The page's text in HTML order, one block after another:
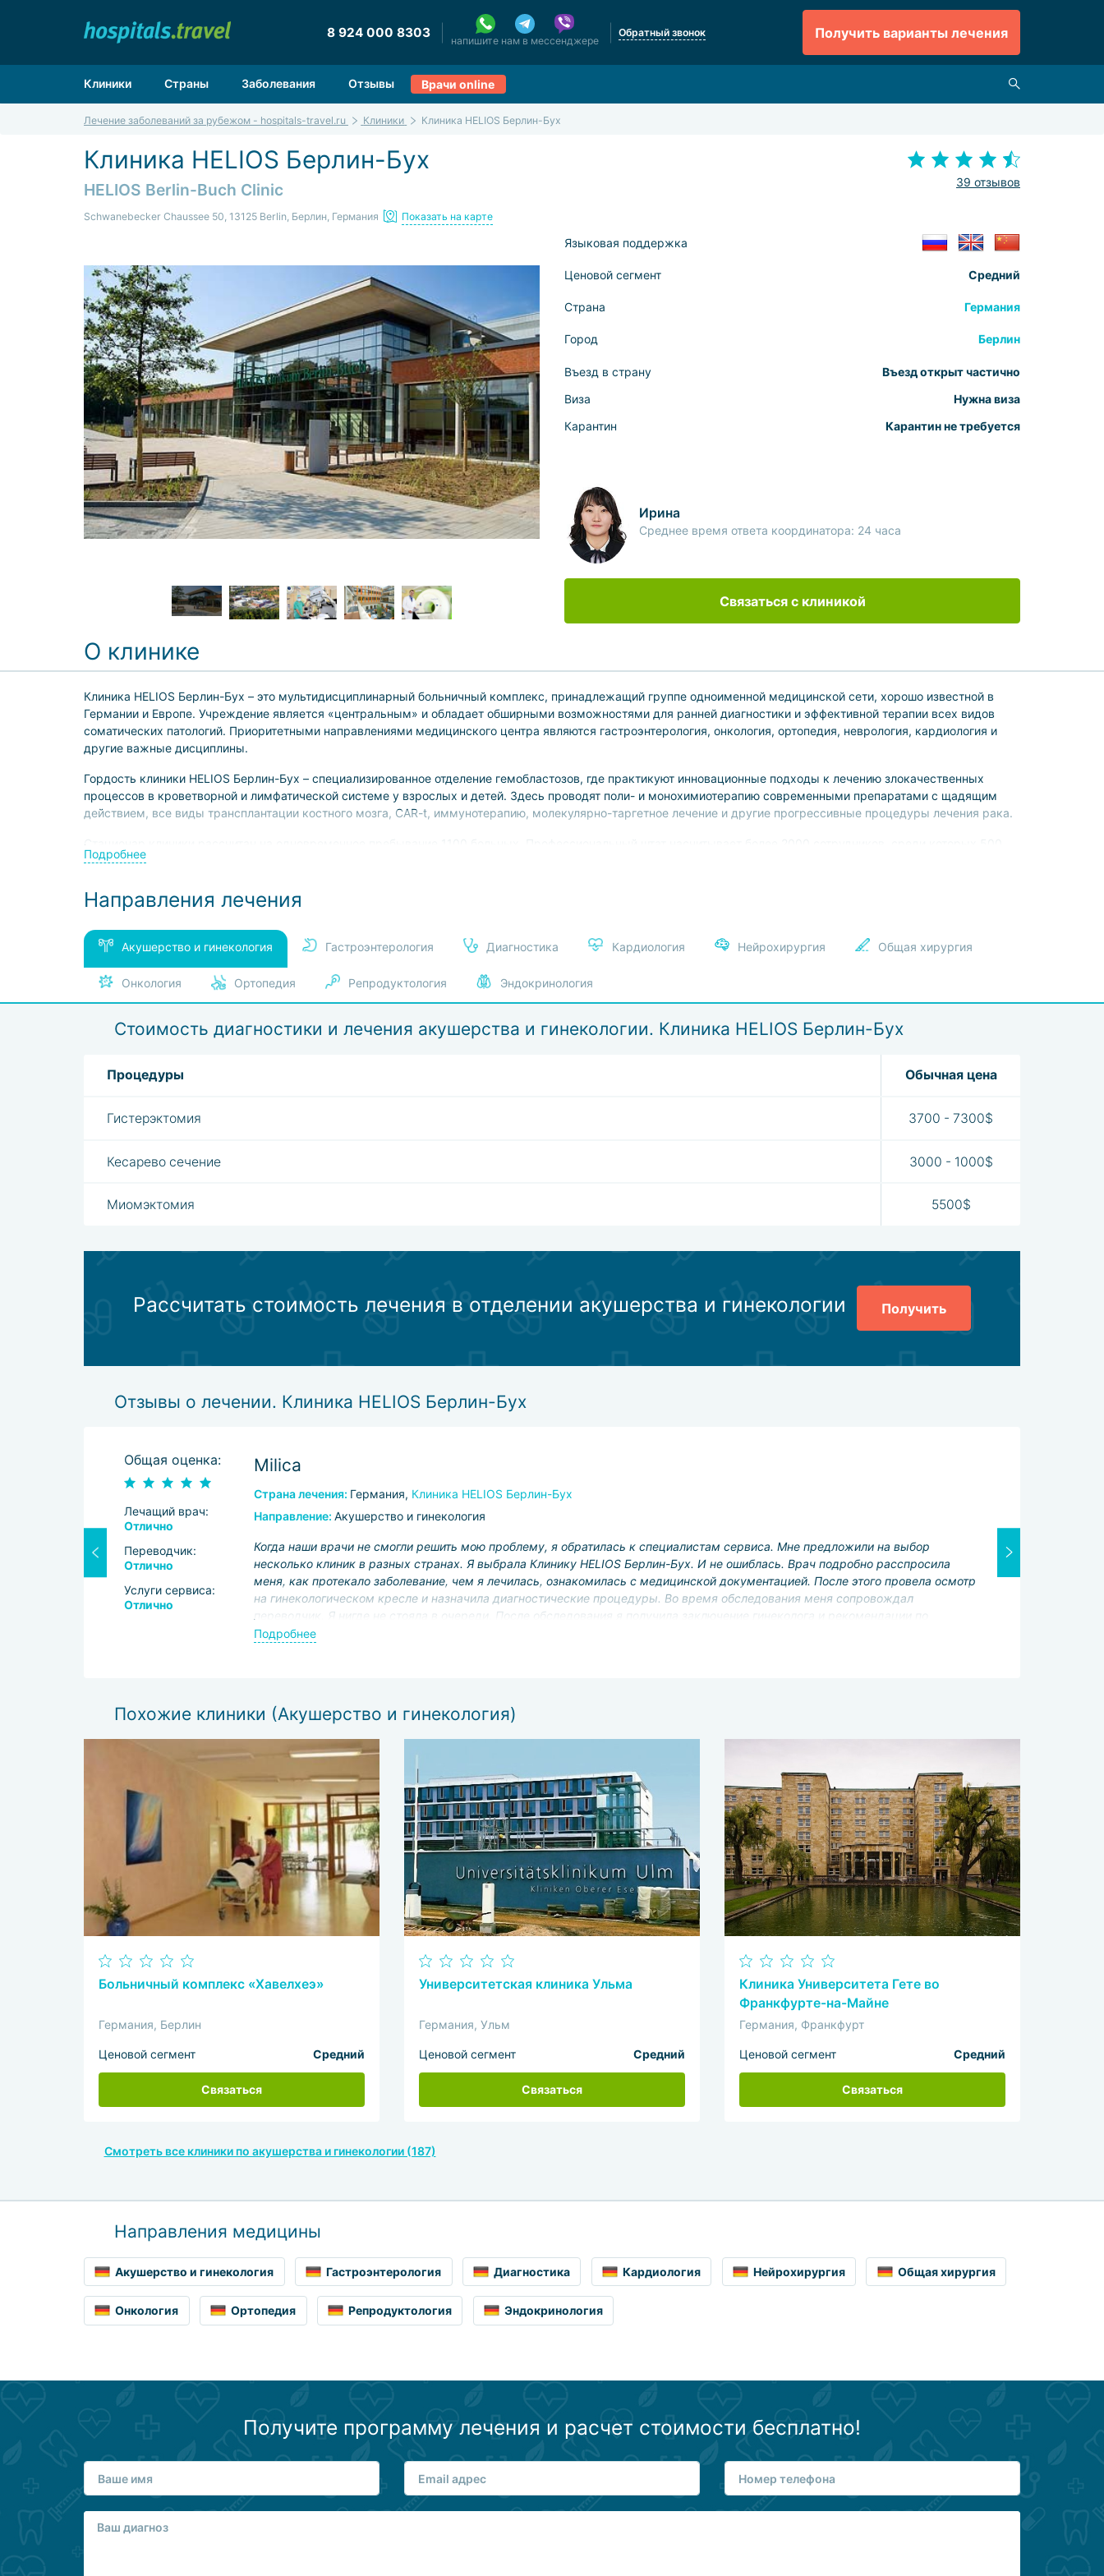
8 924 000 8303
напишите нам в мессенджере
Обратный звонок Получить варианты лечения
Клиники Страны Заболевания Отзывы Врачи online
Лечение заболеваний за рубежом - hospitals-travel.ru Клиники Клиника HELIOS Берлин-Бух
Клиника HELIOS Берлин-Бух
HELIOS Berlin-Buch Clinic 39 отзывов
Schwanebecker Chaussee 50, 13125 Berlin, Берлин, Германия Показать на карте
Языковая поддержка
Ценовой сегмент Средний
Страна Германия
Город Берлин
Въезд в страну
Въезд открыт частично
Виза
Нужна виза
Карантин
Карантин не требуется
Ирина
Среднее время ответа координатора: 24 часа
Связаться с клиникой
О клинике
Клиника HELIOS Берлин-Бух – это мультидисциплинарный больничный комплекс, принадлежащий группе одноименной медицинской сети, хорошо известной в
Германии и Европе. Учреждение является «центральным» и обладает обширными возможностями для ранней диагностики и эффективной терапии всех видов
соматических патологий. Приоритетными направлениями медицинского центра являются гастроэнтерология, онкология, ортопедия, неврология, кардиология и
другие важные дисциплины.
Гордость клиники HELIOS Берлин-Бух – специализированное отделение гемобластозов, где практикуют инновационные подходы к лечению злокачественных
процессов в кроветворной и лимфатической системе у взрослых и детей. Здесь проводят поли- и монохимиотерапию современными препаратами с щадящим
действием, все виды трансплантации костного мозга, CAR-t, иммунотерапию, молекулярно-таргетное лечение и другие прогрессивные процедуры лечения рака.
Стационар клиники рассчитан на одновременное пребывание 1100 больных. Профессиональный штат насчитывает более 2000 сотрудников, среди которых 500
человек – врачи высшей квалификационной категории, кандидаты и доктора медицинских наук, университетские профессора и другие авторитетные фигуры.
Техническое оснащение клиники полностью соответствует высочайшим европейским и международным стандартам. В ее стенах присутствуют мощные сканеры
для ЯМР, ПЭТ и КТ, робототехника Da Vinci, рефлексометры, приборы для стереотаксической радиохирургии и интервенционной радиологии, устройства для
биологических, биохимических, генетических и других. Пациенты размещаются в палатах повышенного комфорта, отвлекающих от цели пребывания «домашним»
Подробнее
Направления лечения
Акушерство и гинекология Гастроэнтерология Диагностика Кардиология Нейрохирургия Общая хирургия
Онкология Ортопедия Репродуктология Эндокринология
Стоимость диагностики и лечения акушерства и гинекологии. Клиника HELIOS Берлин-Бух
Процедуры Обычная цена
Гистерэктомия 3700 - 7300$
Кесарево сечение 3000 - 1000$
Миомэктомия 5500$
Рассчитать стоимость лечения в отделении акушерства и гинекологии Получить
Отзывы о лечении. Клиника HELIOS Берлин-Бух
Общая оценка:
Лечащий врач:
Отлично
Переводчик:
Отлично
Услуги сервиса:
Отлично
Milica
Страна лечения: Германия, Клиника HELIOS Берлин-Бух
Направление: Акушерство и гинекология
Когда наши врачи не смогли решить мою проблему, я обратилась к специалистам сервиса. Мне предложили на выбор
несколько клиник в разных странах. Я выбрала Клинику HELIOS Берлин-Бух. И не ошиблась. Врач подробно расспросила
меня, как протекало заболевание, чем я лечилась, ознакомилась с медицинской документацией. После этого провела осмотр
на гинекологическом кресле и назначила диагностические процедуры. Во время обследования меня сопровождал
переводчик. Я нигде не стояла в очереди. После обследования я получила заключение гинеколога и рекомендации по
лечению. Всё прошло прекрасно.
Подробнее
Похожие клиники (Акушерство и гинекология)
Больничный комплекс «Хавелхеэ»
Германия, Берлин
Ценовой сегмент Средний
Связаться
Университетская клиника Ульма
Германия, Ульм
Ценовой сегмент Средний
Связаться
Клиника Университета Гете во
Франкфурте-на-Майне
Германия, Франкфурт
Ценовой сегмент Средний
Связаться
Смотреть все клиники по акушерства и гинекологии (187)
Направления медицины
Акушерство и гинекология Гастроэнтерология Диагностика Кардиология Нейрохирургия Общая хирургия
Онкология Ортопедия Репродуктология Эндокринология
Получите программу лечения и расчет стоимости бесплатно!